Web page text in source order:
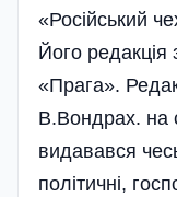
«Російський
Його редакція
«Прага».
В.Вондрах. на
видавався
політичні,